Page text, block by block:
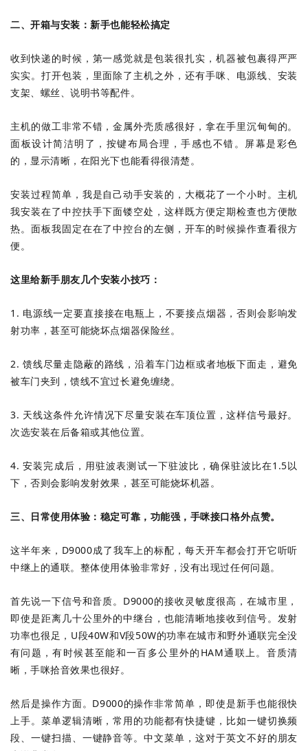
二、开箱与安装：新手也能轻松搞定
收到快递的时候，第一感觉就是包装很扎实，机器被包裹得严严
实实。打开包装，里面除了主机之外，还有手咪、电源线、安装
支架、螺丝、说明书等配件。
主机的做工非常不错，金属外壳质感很好，拿在手里沉甸甸的。
面板设计简洁明了，按键布局合理，手感也不错。屏幕是彩色
的，显示清晰，在阳光下也能看得很清楚。
安装过程简单，我是自己动手安装的，大概花了一个小时。主机
我安装在了中控扶手下面镂空处，这样既方便定期检查也方便散
热。面板我固定在在了中控台的左侧，开车的时候操作查看很方
便。
这里给新手朋友几个安装小技巧：
1. 电源线一定要直接接在电瓶上，不要接点烟器，否则会影响发
射功率，甚至可能烧坏点烟器保险丝。
2. 馈线尽量走隐蔽的路线，沿着车门边框或者地板下面走，避免
被车门夹到，馈线不宜过长避免缠绕。
3. 天线这条件允许情况下尽量安装在车顶位置，这样信号最好。
次选安装在后备箱或其他位置。
4. 安装完成后，用驻波表测试一下驻波比，确保驻波比在1.5以
下，否则会影响发射效果，甚至可能烧坏机器。
三、日常使用体验：稳定可靠，功能强，手咪接口格外点赞。
这半年来，D9000成了我车上的标配，每天开车都会打开它听听
中继上的通联。整体使用体验非常好，没有出现过任何问题。
首先说一下信号和音质。D9000的接收灵敏度很高，在城市里，
即使是距离几十公里外的中继台，也能清晰地接收到信号。发射
功率也很足，U段40W和V段50W的功率在城市和野外通联完全没
有问题，有时候甚至能和一百多公里外的HAM通联上。音质清
晰，手咪拾音效果也很好。
然后是操作方面。D9000的操作非常简单，即使是新手也能很快
上手。菜单逻辑清晰，常用的功能都有快捷键，比如一键切换频
段、一键扫描、一键静音等。中文菜单，这对于英文不好的朋友